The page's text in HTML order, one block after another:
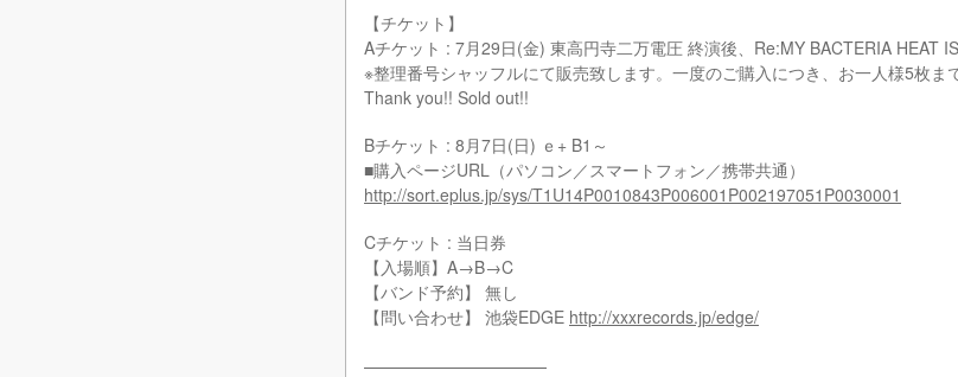
【チケット】
Aチケット : 7月29日(金) 東高円寺二万電圧 終演後、Re:MY BACTERIA HEAT
※整理番号シャッフルにて販売致します。一度のご購入につき、お一人様5枚ま
Thank you!! Sold out!!
Bチケット : 8月7日(日) ｅ+ B1～
■購入ページURL（パソコン／スマートフォン／携帯共通）
http://sort.eplus.jp/sys/T1U14P0010843P006001P002197051P0030001
Cチケット : 当日券
【入場順】A→B→C
【バンド予約】 無し
【問い合わせ】 池袋EDGE http://xxxrecords.jp/edge/
———————————